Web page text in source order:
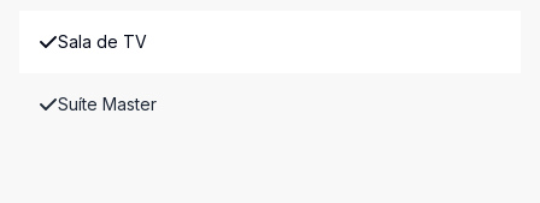
Sala de TV
Suíte Master